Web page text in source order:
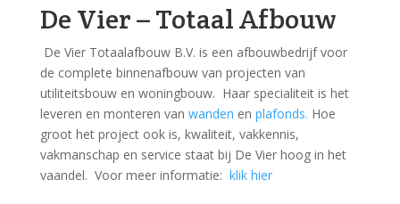
De Vier – Totaal Afbouw
De Vier Totaalafbouw B.V. is een afbouwbedrijf voor
de complete binnenafbouw van projecten van
utiliteitsbouw en woningbouw. Haar specialiteit is het
leveren en monteren van wanden en plafonds. Hoe
groot het project ook is, kwaliteit, vakkennis,
vakmanschap en service staat bij De Vier hoog in het
vaandel. Voor meer informatie: klik hier